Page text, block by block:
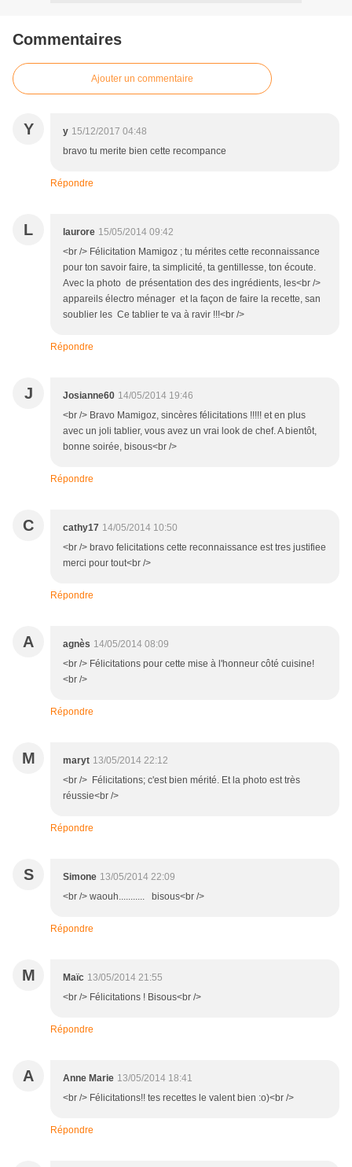
Commentaires
Ajouter un commentaire
Y y 15/12/2017 04:48
bravo tu merite bien cette recompance
Répondre
L laurore 15/05/2014 09:42
<br /> Félicitation Mamigoz ; tu mérites cette reconnaissance
pour ton savoir faire, ta simplicité, ta gentillesse, ton écoute.
Avec la photo de présentation des des ingrédients, les<br />
appareils électro ménager et la façon de faire la recette, san
soublier les Ce tablier te va à ravir !!!<br />
Répondre
J Josianne60 14/05/2014 19:46
<br /> Bravo Mamigoz, sincères félicitations !!!!! et en plus
avec un joli tablier, vous avez un vrai look de chef. A bientôt,
bonne soirée, bisous<br />
Répondre
C cathy17 14/05/2014 10:50
<br /> bravo felicitations cette reconnaissance est tres justifiee
merci pour tout<br />
Répondre
A agnès 14/05/2014 08:09
<br /> Félicitations pour cette mise à l'honneur côté cuisine!
<br />
Répondre
M maryt 13/05/2014 22:12
<br /> Félicitations; c'est bien mérité. Et la photo est très
réussie<br />
Répondre
S Simone 13/05/2014 22:09
<br /> waouh........... bisous<br />
Répondre
M Maïc 13/05/2014 21:55
<br /> Félicitations ! Bisous<br />
Répondre
A Anne Marie 13/05/2014 18:41
<br /> Félicitations!! tes recettes le valent bien :o)<br />
Répondre